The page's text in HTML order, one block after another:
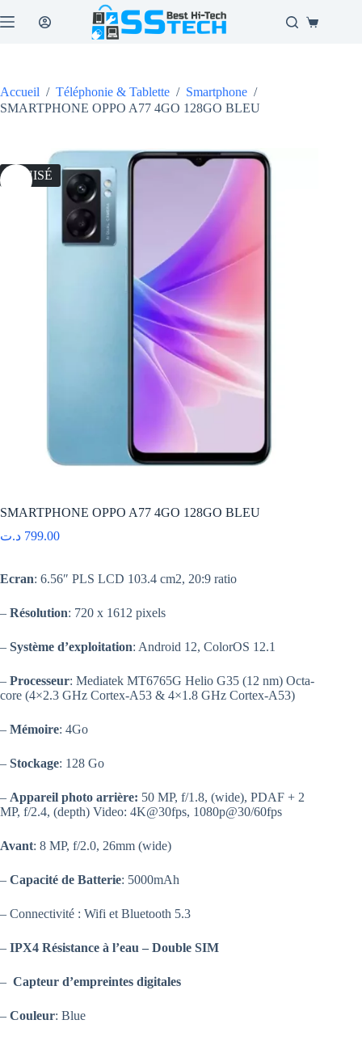
au
Panier
Accueil / Téléphonie & Tablette / Smartphone /
SMARTPHONE OPPO A77 4GO 128GO BLEU
ÉPUISÉ
SMARTPHONE OPPO A77 4GO 128GO BLEU
799.00 د.ت
Ecran: 6.56″ PLS LCD 103.4 cm2, 20:9 ratio
– Résolution: 720 x 1612 pixels
– Système d’exploitation: Android 12, ColorOS 12.1
– Processeur: Mediatek MT6765G Helio G35 (12 nm) Octa-
core (4×2.3 GHz Cortex-A53 & 4×1.8 GHz Cortex-A53)
– Mémoire: 4Go
– Stockage: 128 Go
– Appareil photo arrière: 50 MP, f/1.8, (wide), PDAF + 2
MP, f/2.4, (depth) Video: 4K@30fps, 1080p@30/60fps
Avant: 8 MP, f/2.0, 26mm (wide)
– Capacité de Batterie: 5000mAh
– Connectivité : Wifi et Bluetooth 5.3
– IPX4 Résistance à l’eau – Double SIM
– Capteur d’empreintes digitales
– Couleur: Blue